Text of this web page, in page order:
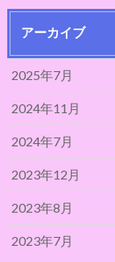
アーカイブ
2025年7月
2024年11月
2024年7月
2023年12月
2023年8月
2023年7月